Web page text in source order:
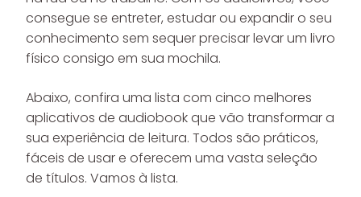
consegue se entreter, estudar ou expandir o seu
conhecimento sem sequer precisar levar um livro
físico consigo em sua mochila.
Abaixo, confira uma lista com cinco melhores
aplicativos de audiobook que vão transformar a
sua experiência de leitura. Todos são práticos,
fáceis de usar e oferecem uma vasta seleção
de títulos. Vamos à lista.